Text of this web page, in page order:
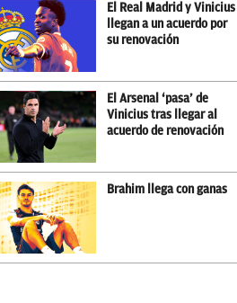
El Real Madrid y Vinicius
llegan a un acuerdo por
su renovación
El Arsenal ‘pasa’ de
Vinicius tras llegar al
acuerdo de renovación
Brahim llega con ganas